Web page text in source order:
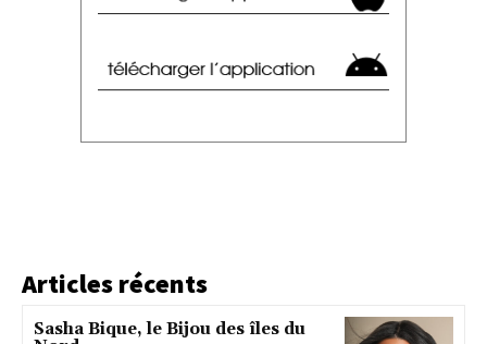
Articles récents
Sasha Bique, le Bijou des îles du